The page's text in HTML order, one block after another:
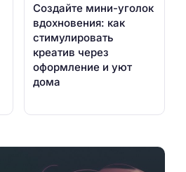
Создайте мини-уголок
вдохновения: как
стимулировать
креатив через
оформление и уют
дома